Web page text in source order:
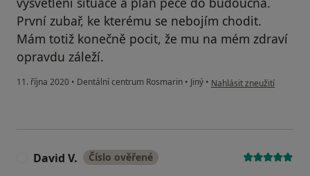
První zubař, ke kterému se nebojím chodit.
Mám totiž konečně pocit, že mu na mém zdraví
opravdu záleží.
11. října 2020 • Dentální centrum Rosmarin • Jiný • podle názoru uživatele
Nahlásit zneužití
David V. Číslo ověřené